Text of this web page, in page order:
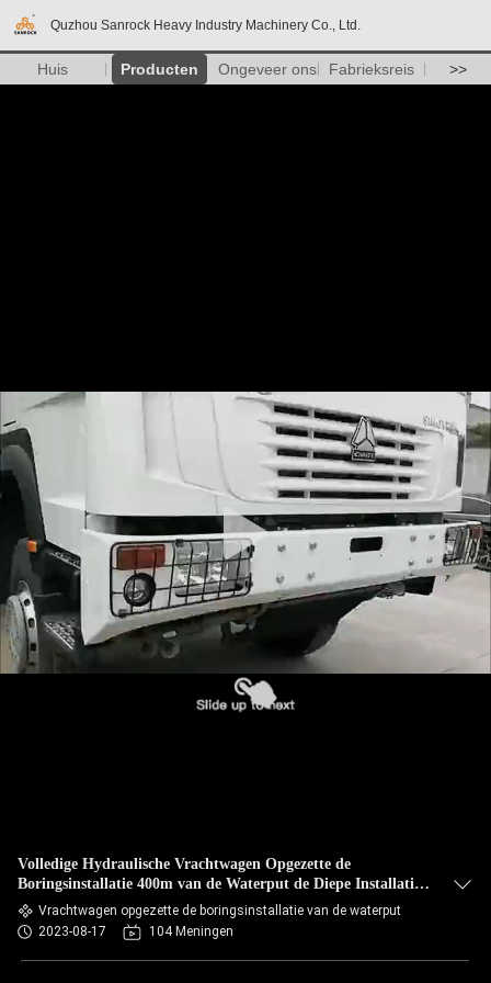
Quzhou Sanrock Heavy Industry Machinery Co., Ltd.
Huis Producten Ongeveer ons Fabrieksreis >>
Volledige Hydraulische Vrachtwagen Opgezette de
Boringsinstallatie 400m van de Waterput de Diepe Installatie
van de Waterboring
Vrachtwagen opgezette de boringsinstallatie van de waterput
2023-08-17
104 Meningen